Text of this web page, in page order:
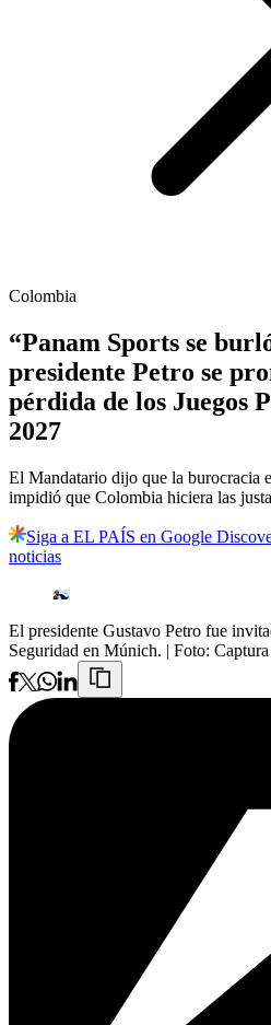
Colombia
“Panam Sports se
presidente Petro se
pérdida de los Juegos
2027
El Mandatario dijo que la burocracia
impidió que Colombia hiciera las
Siga a EL PAÍS en Google
noticias
El presidente Gustavo Petro fue
Seguridad en Múnich. | Foto: